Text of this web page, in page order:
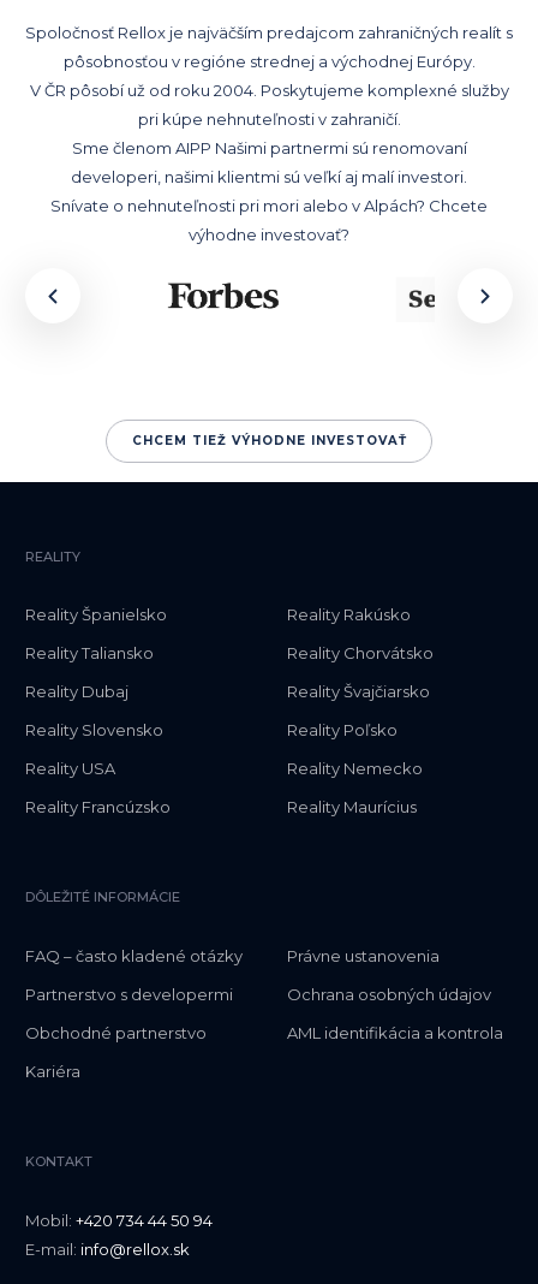
Spoločnosť Rellox je najväčším predajcom zahraničných realít s
pôsobnosťou v regióne strednej a východnej Európy.
V ČR pôsobí už od roku 2004. Poskytujeme komplexné služby
pri kúpe nehnuteľnosti v zahraničí.
Sme členom AIPP Našimi partnermi sú renomovaní
developeri, našimi klientmi sú veľkí aj malí investori.
Snívate o nehnuteľnosti pri mori alebo v Alpách? Chcete
výhodne investovať?
CHCEM TIEŽ VÝHODNE INVESTOVAŤ
REALITY
Reality Španielsko
Reality Taliansko
Reality Dubaj
Reality Slovensko
Reality USA
Reality Francúzsko
Reality Rakúsko
Reality Chorvátsko
Reality Švajčiarsko
Reality Poľsko
Reality Nemecko
Reality Maurícius
DÔLEŽITÉ INFORMÁCIE
FAQ – často kladené otázky
Partnerstvo s developermi
Obchodné partnerstvo
Kariéra
Právne ustanovenia
Ochrana osobných údajov
AML identifikácia a kontrola
KONTAKT
Mobil: +420 734 44 50 94
E-mail: info@rellox.sk